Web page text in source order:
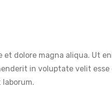
dolore magna aliqua. Ut
in voluptate velit